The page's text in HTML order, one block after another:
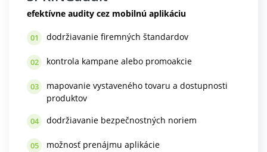
efektívne audity cez mobilnú aplikáciu
01 dodržiavanie firemných štandardov
02 kontrola kampane alebo promoakcie
03
mapovanie vystaveného tovaru a dostupnosti
produktov
04 dodržiavanie bezpečnostných noriem
05 možnosť prenájmu aplikácie